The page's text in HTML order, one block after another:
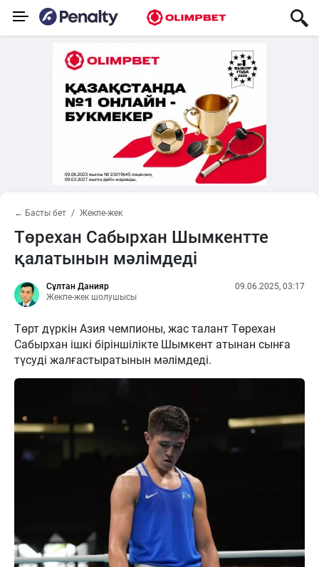
← Басты бет Жекпе-жек
Төрехан Сабырхан Шымкентте
қалатынын мәлімдеді
Сұлтан Данияр
Жекпе-жек шолушысы
09.06.2025, 03:17
Төрт дүркін Азия чемпионы, жас талант Төрехан
Сабырхан ішкі біріншілікте Шымкент атынан сынға
түсуді жалғастыратынын мәлімдеді.